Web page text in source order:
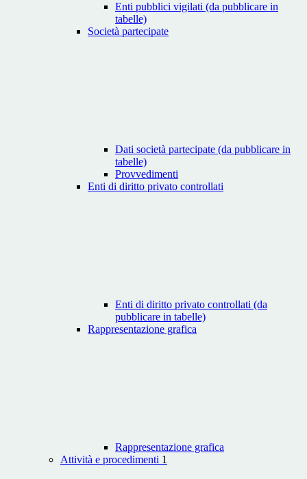
Enti pubblici vigilati (da pubblicare in
tabelle)
Società partecipate
Dati società partecipate (da pubblicare in
tabelle)
Provvedimenti
Enti di diritto privato controllati
Enti di diritto privato controllati (da
pubblicare in tabelle)
Rappresentazione grafica
Rappresentazione grafica
Attività e procedimenti 1